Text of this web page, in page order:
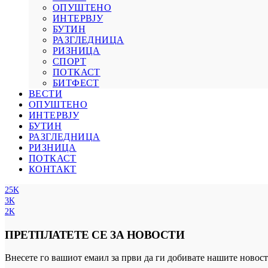
ОПУШТЕНО
ИНТЕРВЈУ
БУТИН
РАЗГЛЕДНИЦА
РИЗНИЦА
СПОРТ
ПОТКАСТ
БИТФЕСТ
ВЕСТИ
ОПУШТЕНО
ИНТЕРВЈУ
БУТИН
РАЗГЛЕДНИЦА
РИЗНИЦА
ПОТКАСТ
КОНТАКТ
25K
3K
2K
ПРЕТПЛАТЕТЕ СЕ ЗА НОВОСТИ
Внесете го вашиот емаил за први да ги добивате нашите